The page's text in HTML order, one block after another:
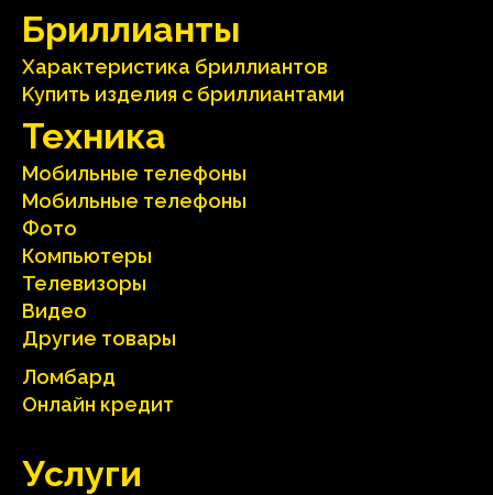
Бриллианты
Характеристика бриллиантoв
Kупить изделия c бриллиантами
Техника
Мобильные телефоны
Мобильные телефоны
Фото
Компьютеры
Телевизоры
Видео
Другие товары
Ломбард
Онлайн кредит
Услуги